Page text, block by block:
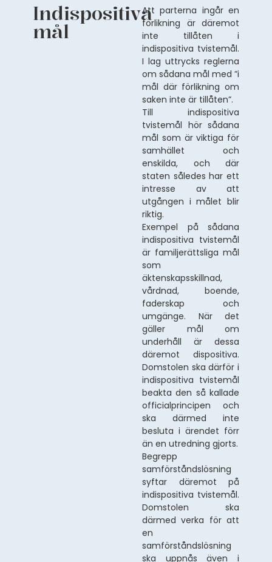
Indispositiva
mål
Att parterna ingår en
förlikning är däremot
inte tillåten i
indispositiva tvistemål.
I lag uttrycks reglerna
om sådana mål med ”i
mål där förlikning om
saken inte är tillåten”.
Till indispositiva
tvistemål hör sådana
mål som är viktiga för
samhället och
enskilda, och där
staten således har ett
intresse av att
utgången i målet blir
riktig.
Exempel på sådana
indispositiva tvistemål
är familjerättsliga mål
som
äktenskapsskillnad,
vårdnad, boende,
faderskap och
umgänge. När det
gäller mål om
underhåll är dessa
däremot dispositiva.
Domstolen ska därför i
indispositiva tvistemål
beakta den så kallade
officialprincipen och
ska därmed inte
besluta i ärendet förr
än en utredning gjorts.
Begrepp
samförståndslösning
syftar däremot på
indispositiva tvistemål.
Domstolen ska
därmed verka för att
en
samförståndslösning
ska uppnås även i